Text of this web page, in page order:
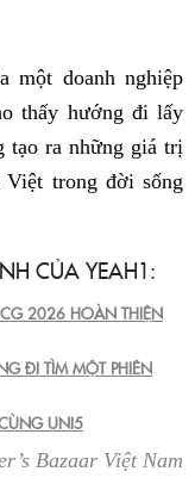
một doanh nghiệp
thấy hướng đi lấy
tạo ra những giá trị
Việt trong đời sống
CỦA YEAH1:
2026 HOÀN THIỆN
ĐI TÌM MỘT PHIÊN
UNI5
Bazaar Việt Nam